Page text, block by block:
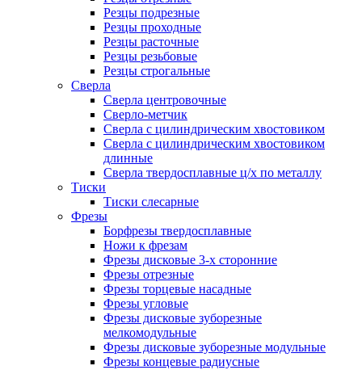
Резцы подрезные
Резцы проходные
Резцы расточные
Резцы резьбовые
Резцы строгальные
Сверла
Сверла центровочные
Сверло-метчик
Сверла с цилиндрическим хвостовиком
Сверла с цилиндрическим хвостовиком
длинные
Сверла твердосплавные ц/х по металлу
Тиски
Тиски слесарные
Фрезы
Борфрезы твердосплавные
Ножи к фрезам
Фрезы дисковые 3-х сторонние
Фрезы отрезные
Фрезы торцевые насадные
Фрезы угловые
Фрезы дисковые зуборезные
мелкомодульные
Фрезы дисковые зуборезные модульные
Фрезы концевые радиусные